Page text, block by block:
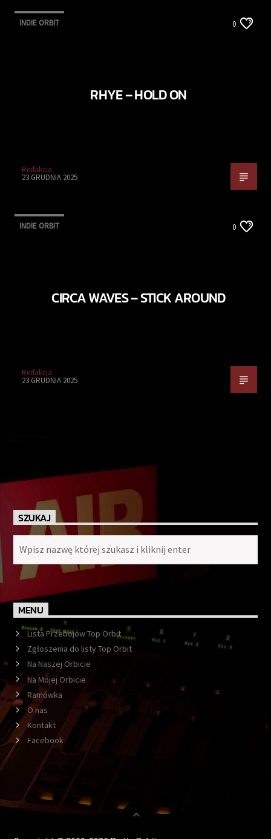
INDIE ORBIT 0
RHYE – HOLD ON
Redakcja
23 GRUDNIA 2025
INDIE ORBIT 0
CIRCA WAVES – STICK AROUND
Redakcja
23 GRUDNIA 2025
SZUKAJ
MENU
Lista Przebojów Top Orbit
Zgłoszenia do listy Top Orbit
Na Naszej Orbicie
Na Mojej Orbicie
Ramówka
O nas
Kontakt
Facebook